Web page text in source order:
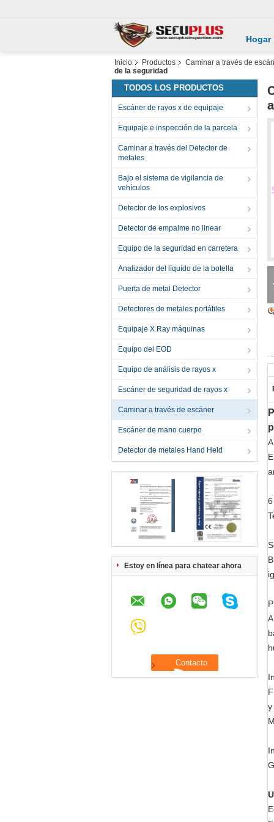
Hogar
Inicio Productos Caminar a través de
de la seguridad
TODOS LOS PRODUCTOS
Escáner de rayos x de equipaje
Equipaje e inspección de la parcela
Caminar a través del Detector de
metales
Bajo el sistema de vigilancia de
vehículos
Detector de los explosivos
Detector de empalme no linear
Equipo de la seguridad en carretera
Analizador del líquido de la botella
Puerta de metal Detector
Detectores de metales portátiles
Equipaje X Ray máquinas
Equipo del EOD
Equipo de análisis de rayos x
Escáner de seguridad de rayos x
Caminar a través de escáner
Escáner de mano cuerpo
Detector de metales Hand Held
Estoy en línea para chatear ahora
y